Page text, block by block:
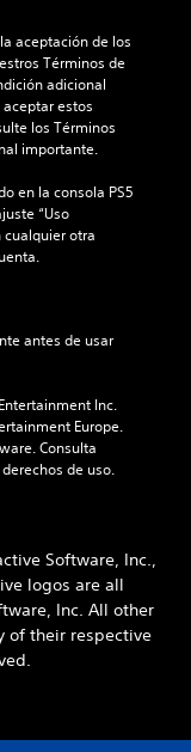
aceptación de los
Términos de
adicional
estos
los Términos
importante.
en la consola PS5
“Uso
otra
Inc.
Europe.
Consulta
de uso.
Software, Inc.,
logos are all
Inc. All other
of their respective